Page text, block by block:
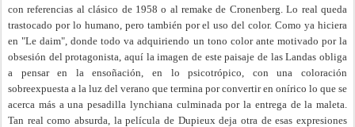
con referencias al clásico de 1958 o al remake de Cronenberg. Lo real queda
trastocado por lo humano, pero también por el uso del color. Como ya hiciera
en "Le daim", donde todo va adquiriendo un tono color ante motivado por la
obsesión del protagonista, aquí la imagen de este paisaje de las Landas obliga
a pensar en la ensoñación, en lo psicotrópico, con una coloración
sobreexpuesta a la luz del verano que termina por convertir en onírico lo que se
acerca más a una pesadilla lynchiana culminada por la entrega de la maleta.
Tan real como absurda, la película de Dupieux deja otra de esas expresiones